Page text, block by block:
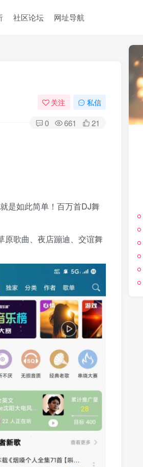
社区论坛 网址导航
关注 私信
0 661 21
是如此简单！百万首DJ舞
原歌曲、夜店蹦迪、交谊舞